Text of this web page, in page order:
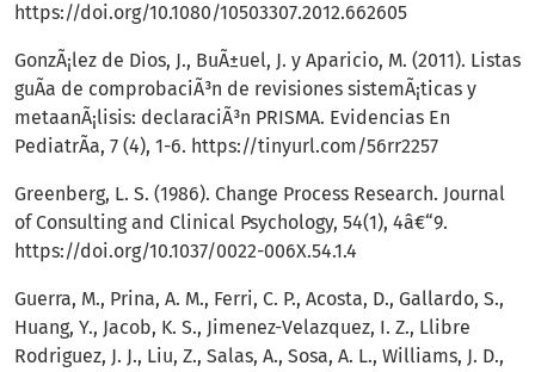
https://doi.org/10.1080/10503307.2012.662605
GonzÃ¡lez de Dios, J., BuÃ±uel, J. y Aparicio, M. (2011). Listas
guÃ­a de comprobaciÃ³n de revisiones sistemÃ¡ticas y
metaanÃ¡lisis: declaraciÃ³n PRISMA. Evidencias En
PediatrÃ­a, 7 (4), 1-6. https://tinyurl.com/56rr2257
Greenberg, L. S. (1986). Change Process Research. Journal
of Consulting and Clinical Psychology, 54(1), 4â€“9.
https://doi.org/10.1037/0022-006X.54.1.4
Guerra, M., Prina, A. M., Ferri, C. P., Acosta, D., Gallardo, S.,
Huang, Y., Jacob, K. S., Jimenez-Velazquez, I. Z., Llibre
Rodriguez, J. J., Liu, Z., Salas, A., Sosa, A. L., Williams, J. D.,